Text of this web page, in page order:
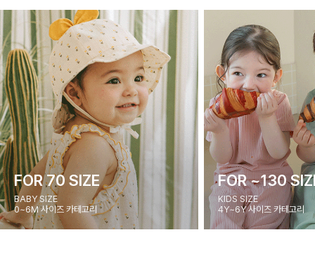
FOR 70 SIZE
BABY SIZE
0~6M 사이즈 카테고리
FOR ~130
KIDS SIZE
4Y~6Y 사이즈 카테고리